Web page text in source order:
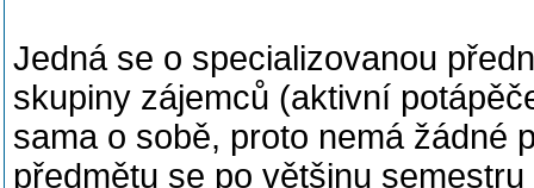
Jedná se o specializovanou
skupiny zájemců (aktivní
sama o sobě, proto nemá žádné
předmětu se po většinu